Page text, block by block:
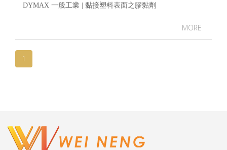
DYMAX 一般工業 | 黏接塑料表面之膠黏劑
MORE
1